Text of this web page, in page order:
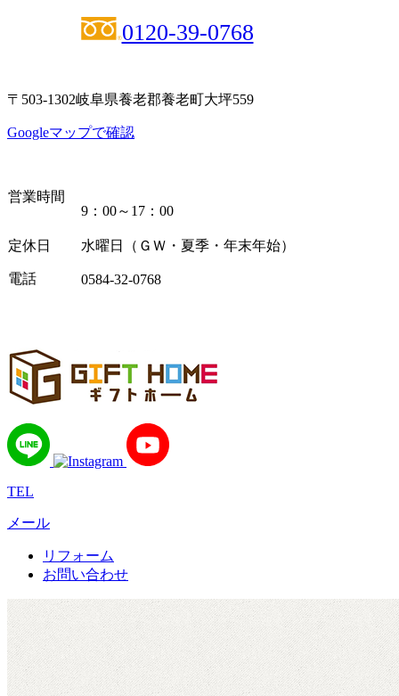
0120-39-0768
〒503-1302岐阜県養老郡養老町大坪559
Googleマップで確認
営業時間
9：00～17：00
定休日 水曜日（ＧＷ・夏季・年末年始）
電話 0584-32-0768
TEL
メール
リフォーム
お問い合わせ